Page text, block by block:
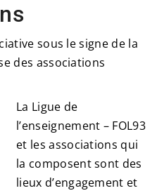
sous le signe de la
des associations
La Ligue de
l’enseignement – FOL93
et les associations qui
la composent sont des
lieux d’engagement et